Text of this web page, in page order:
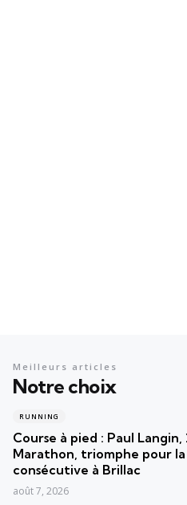
Notre choix
Meilleurs articles
RUNNING
Course à pied : Paul Langin,
Marathon, triomphe pour
consécutive à Brillac
août 7, 2026